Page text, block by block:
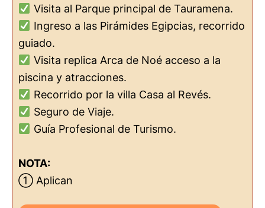
Visita al Parque principal de Tauramena.
Ingreso a las Pirámides Egipcias, recorrido
guiado.
Visita replica Arca de Noé acceso a la
piscina y atracciones.
Recorrido por la villa Casa al Revés.
Seguro de Viaje.
Guía Profesional de Turismo.
NOTA:
① Aplican